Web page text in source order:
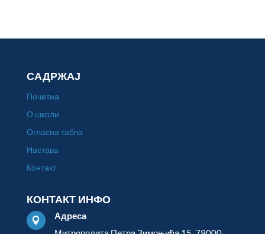
САДРЖАЈ
Почетна
О школи
Огласна табла
Настава
Контакт
КОНТАКТ ИНФО

Адреса